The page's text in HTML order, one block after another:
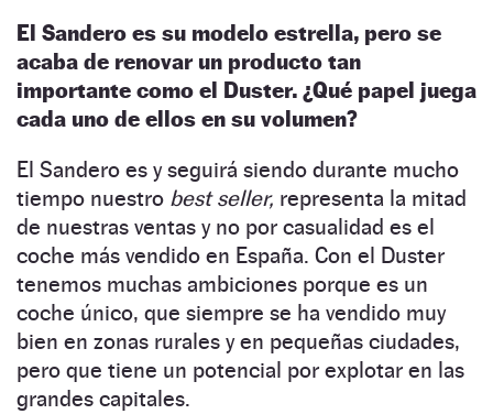
El Sandero es su modelo estrella, pero se
acaba de renovar un producto tan
importante como el Duster. ¿Qué papel juega
cada uno de ellos en su volumen?
El Sandero es y seguirá siendo durante mucho
tiempo nuestro best seller, representa la mitad
de nuestras ventas y no por casualidad es el
coche más vendido en España. Con el Duster
tenemos muchas ambiciones porque es un
coche único, que siempre se ha vendido muy
bien en zonas rurales y en pequeñas ciudades,
pero que tiene un potencial por explotar en las
grandes capitales.